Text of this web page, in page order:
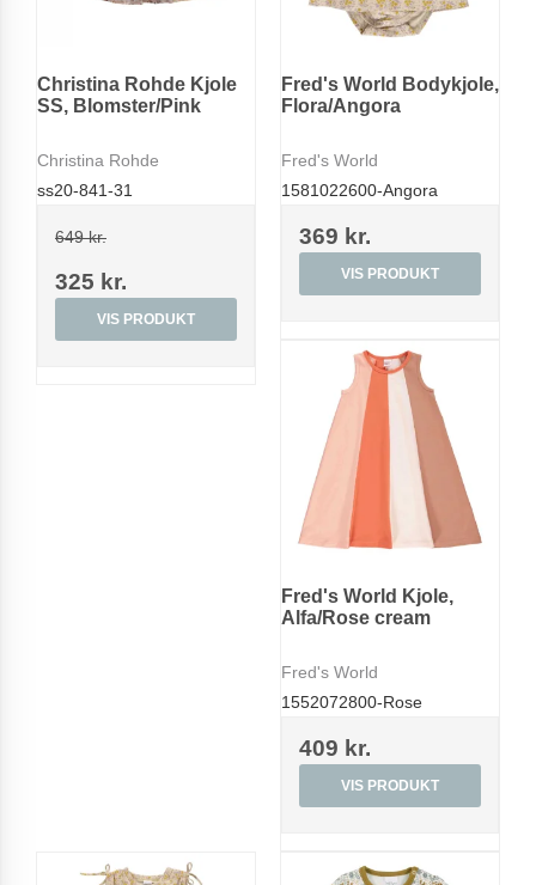
Christina Rohde Kjole
SS, Blomster/Pink
Christina Rohde
ss20-841-31
649 kr.
325 kr.
VIS PRODUKT
Fred's World Bodykjole,
Flora/Angora
Fred's World
1581022600-Angora
369 kr.
VIS PRODUKT
Fred's World Kjole,
Alfa/Rose cream
Fred's World
1552072800-Rose
409 kr.
VIS PRODUKT